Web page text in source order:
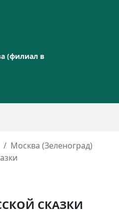
(филиал в
Москва (Зеленоград)
СКАЗКИ